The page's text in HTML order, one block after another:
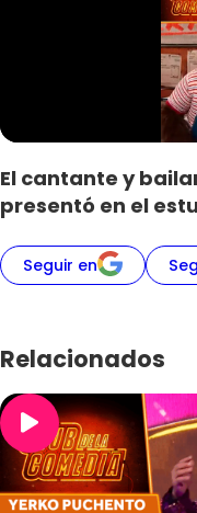
El cantante y
presentó en el
Seguir en
Relacionados